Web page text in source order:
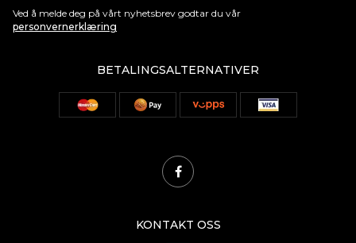
Ved å melde deg på vårt nyhetsbrev godtar du vår
personvernerklæring
BETALINGSALTERNATIVER
KONTAKT OSS